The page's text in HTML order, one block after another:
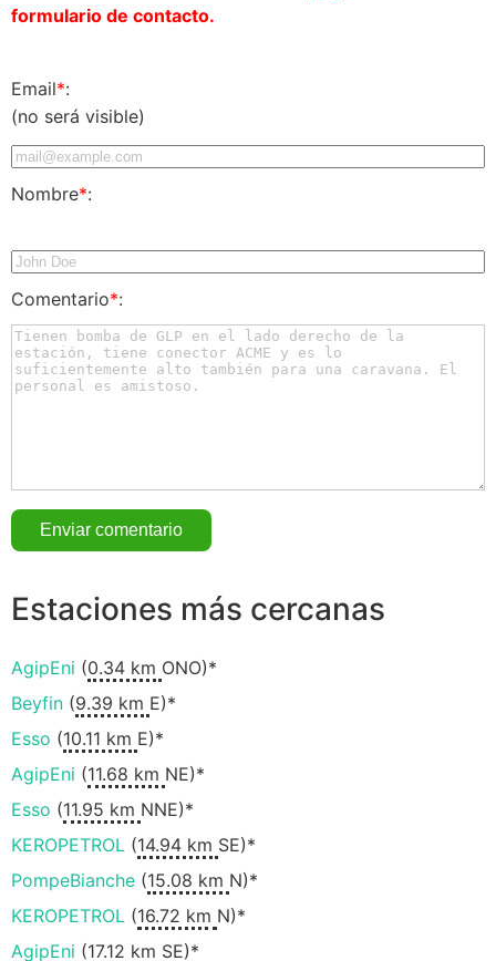
formulario de contacto.
Email*:
(no será visible)
Nombre*:
Comentario*:
Estaciones más cercanas
AgipEni (0.34 km ONO)*
Beyfin (9.39 km E)*
Esso (10.11 km E)*
AgipEni (11.68 km NE)*
Esso (11.95 km NNE)*
KEROPETROL (14.94 km SE)*
PompeBianche (15.08 km N)*
KEROPETROL (16.72 km N)*
AgipEni (17.12 km SE)*